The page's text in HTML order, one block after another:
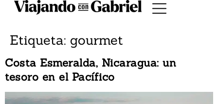
Etiqueta: gourmet
Costa Esmeralda, Nicaragua: un
tesoro en el Pacífico